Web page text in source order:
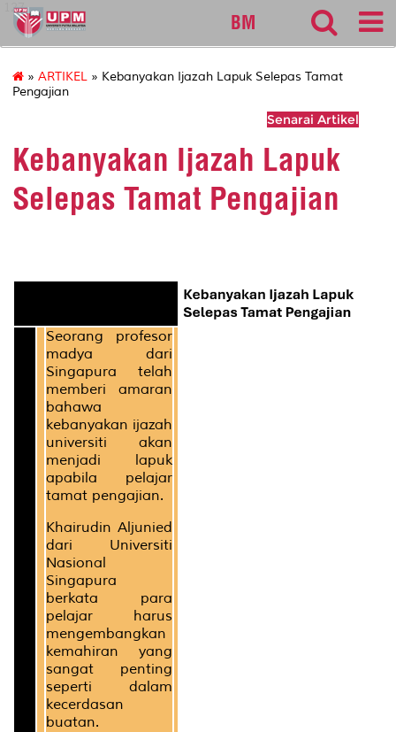
127
BM
» ARTIKEL » Kebanyakan Ijazah Lapuk Selepas Tamat
Pengajian
Senarai Artikel
Kebanyakan Ijazah Lapuk
Selepas Tamat Pengajian
Seorang profesor
madya dari
Singapura telah
memberi amaran
bahawa
kebanyakan ijazah
universiti akan
menjadi lapuk
apabila pelajar
tamat pengajian.
Khairudin Aljunied
dari Universiti
Nasional
Singapura
berkata para
pelajar harus
mengembangkan
kemahiran yang
sangat penting
seperti dalam
kecerdasan
buatan.